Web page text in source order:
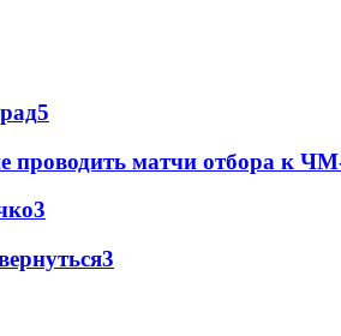
5
матчи отбора к
3
3